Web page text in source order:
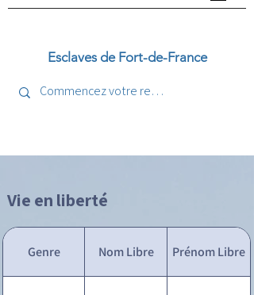
Esclaves de Fort-de-France
Vie en liberté
Genre Nom Libre Prénom Libre